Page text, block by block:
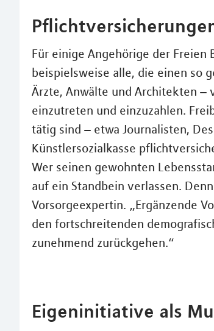
Für einige Angehörige der Freien
beispielsweise alle, die einen so
Ärzte, Anwälte und Architekten –
einzutreten und einzuzahlen.
tätig sind – etwa Journalisten,
Künstlersozialkasse
Wer seinen gewohnten
auf ein Standbein verlassen.
Vorsorgeexpertin. „Ergänzende
den fortschreitenden
zunehmend zurückgehen.“
Eigeninitiative als